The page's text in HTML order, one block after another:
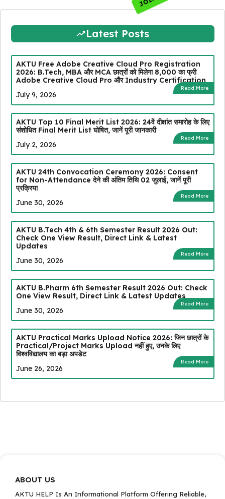
Latest Posts
AKTU Free Adobe Creative Cloud Pro Registration
2026: B.Tech, MBA और MCA छात्रों को मिलेगा ₹8,000 का फ्री
Adobe Creative Cloud Pro और Industry Certification
Read More
July 9, 2026
AKTU Top 10 Final Merit List 2026: 24वें दीक्षांत समारोह के लिए
संशोधित Final Merit List घोषित, जानें पूरी जानकारी
Read More
July 2, 2026
AKTU 24th Convocation Ceremony 2026: Consent
for Non-Attendance देने की अंतिम तिथि 02 जुलाई, जानें पूरी
प्रक्रिया
Read More
June 30, 2026
AKTU B.Tech 4th & 6th Semester Result 2026 Out:
Check One View Result, Direct Link & Latest
Updates
Read More
June 30, 2026
AKTU B.Pharm 6th Semester Result 2026 Out: Check
One View Result, Direct Link & Latest Updates
Read More
June 30, 2026
AKTU Practical Marks Upload Notice 2026: जिन छात्रों के
Practical/Project Marks Upload नहीं हुए, उनके लिए
विश्वविद्यालय का बड़ा अपडेट
Read More
June 26, 2026
ABOUT US
AKTU HELP Is An Informational Platform Offering Reliable,